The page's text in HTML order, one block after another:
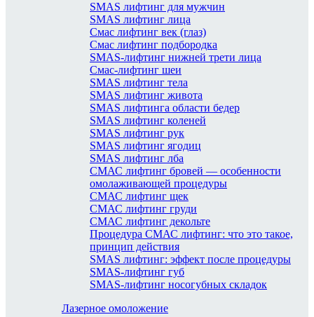
SMAS лифтинг для мужчин
SMAS лифтинг лица
Смас лифтинг век (глаз)
Смас лифтинг подбородка
SMAS-лифтинг нижней трети лица
Смас-лифтинг шеи
SMAS лифтинг тела
SMAS лифтинг живота
SMAS лифтинга области бедер
SMAS лифтинг коленей
SMAS лифтинг рук
SMAS лифтинг ягодиц
SMAS лифтинг лба
СМАС лифтинг бровей — особенности
омолаживающей процедуры
СМАС лифтинг щек
СМАС лифтинг груди
СМАС лифтинг декольте
Процедура СМАС лифтинг: что это такое,
принцип действия
SMAS лифтинг: эффект после процедуры
SMAS-лифтинг губ
SMAS-лифтинг носогубных складок
Лазерное омоложение